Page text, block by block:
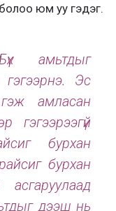
юм уу гэдэг.
амьтдыг
гэгээрнэ. Эс
гэж амласан
гэгээрээгүй
бурхан
бурхан
дээш нь